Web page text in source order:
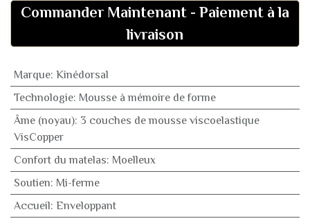
Commander Maintenant - Paiement à la
livraison
Marque: Kinédorsal
Technologie: Mousse à mémoire de forme
Âme (noyau): 3 couches de mousse viscoelastique
VisCopper
Confort du matelas: Moelleux
Soutien: Mi-ferme
Accueil: Enveloppant